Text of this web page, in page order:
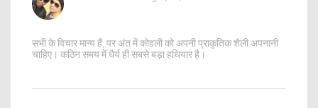
सभी के विचार मान्य हैं, पर अंत में कोहली को अपनी प्राकृतिक शैली अपनानी
चाहिए। कठिन समय में धैर्य ही सबसे बड़ा हथियार है।